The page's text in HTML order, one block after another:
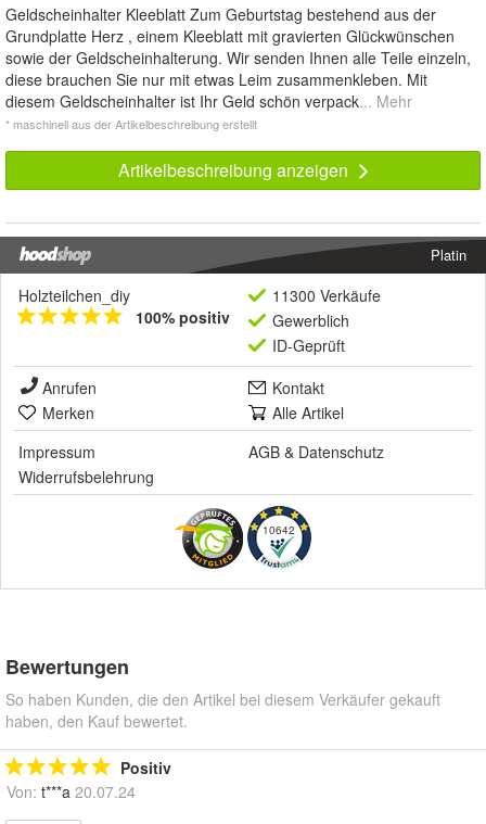
Geldscheinhalter Kleeblatt Zum Geburtstag bestehend aus der
Grundplatte Herz , einem Kleeblatt mit gravierten Glückwünschen
sowie der Geldscheinhalterung. Wir senden Ihnen alle Teile einzeln,
diese brauchen Sie nur mit etwas Leim zusammenkleben. Mit
diesem Geldscheinhalter ist Ihr Geld schön verpack... Mehr
* maschinell aus der Artikelbeschreibung erstellt
Artikelbeschreibung anzeigen
Platin
Holzteilchen_diy
100% positiv
11300 Verkäufe
Gewerblich
ID-Geprüft
Anrufen
Kontakt
Merken
Alle Artikel
Impressum
AGB & Datenschutz
Widerrufsbelehrung
10642
Bewertungen
So haben Kunden, die den Artikel bei diesem Verkäufer gekauft
haben, den Kauf bewertet.
Positiv
Von: t***a 20.07.24